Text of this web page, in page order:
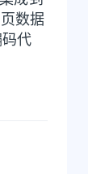
数据
代